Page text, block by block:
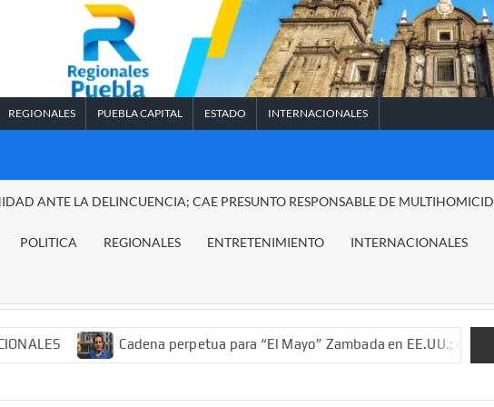
REGIONALES PUEBLA CAPITAL ESTADO INTERNACIONALES
ANTE LA DELINCUENCIA; CAE PRESUNTO RESPONSABLE DE
POLITICA REGIONALES ENTRETENIMIENTO INTERNACIONALES
Cadena perpetua para “El Mayo” Zambada en EE.UU.; ordenan